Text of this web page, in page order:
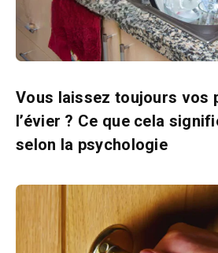
Vous laissez toujours vos
l’évier ? Ce que cela
selon la psychologie